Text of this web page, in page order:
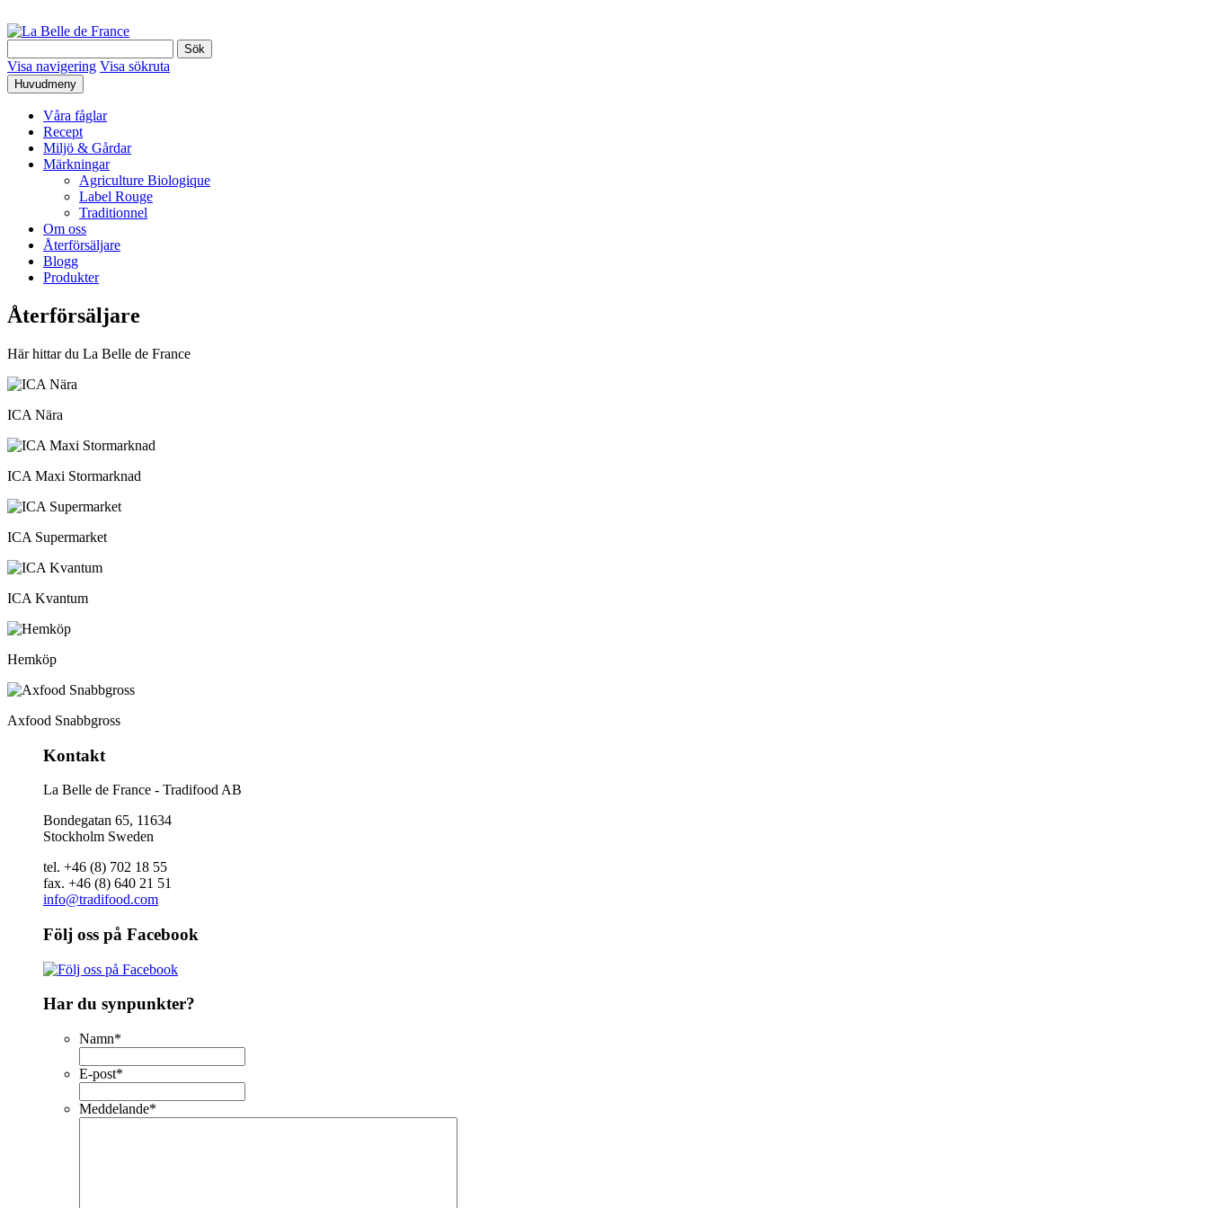
Hoppa
innehåll
Belle
de
France
efter:
Visa navigering Visa sökruta
Huvudmeny
Våra fåglar
Recept
Miljö & Gårdar
Märkningar
Agriculture Biologique
Label Rouge
Traditionnel
Om oss
Återförsäljare
Blogg
Produkter
Återförsäljare
Här hittar du La Belle de France
ICA Nära
ICA Maxi Stormarknad
ICA Supermarket
ICA Kvantum
Hemköp
Axfood Snabbgross
Kontakt
La Belle de France - Tradifood AB
Bondegatan 65, 11634
Stockholm Sweden
tel. +46 (8) 702 18 55
fax. +46 (8) 640 21 51
info@tradifood.com
Följ oss på Facebook
Har du synpunkter?
Namn*
E-post*
Meddelande*